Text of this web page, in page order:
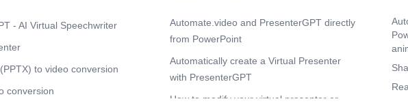
variée, nous pouvons néanmoins
structurants de ce lieu de culte : -
- Les arcades Ces trois éléments
de la mosquée la rendant
tous. A cela s’ajoute le rapport aux
que nous pouvons systématique
mosquées. Emprise actuelle
- AI Virtual Speechwriter
to video conversion
conversion
Automate.video and PresenterGPT directly
from PowerPoint
Automatically create a Virtual Presenter
with PresenterGPT
How to modify your virtual presenter or